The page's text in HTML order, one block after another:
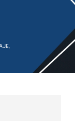
, OTRAS MÁQUINAS DE